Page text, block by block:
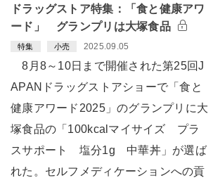
ドラッグストア特集：「食と健康アワ
ード」 グランプリは大塚食品
特集 小売 2025.09.05
8月8～10日まで開催された第25回J
APANドラッグストアショーで「食と
健康アワード2025」のグランプリに大
塚食品の「100kcalマイサイズ プラ
スサポート 塩分1g 中華丼」が選ば
れた。セルフメディケーションへの貢